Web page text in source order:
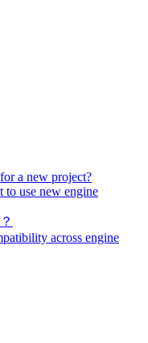
a new project?
to use new engine
across engine